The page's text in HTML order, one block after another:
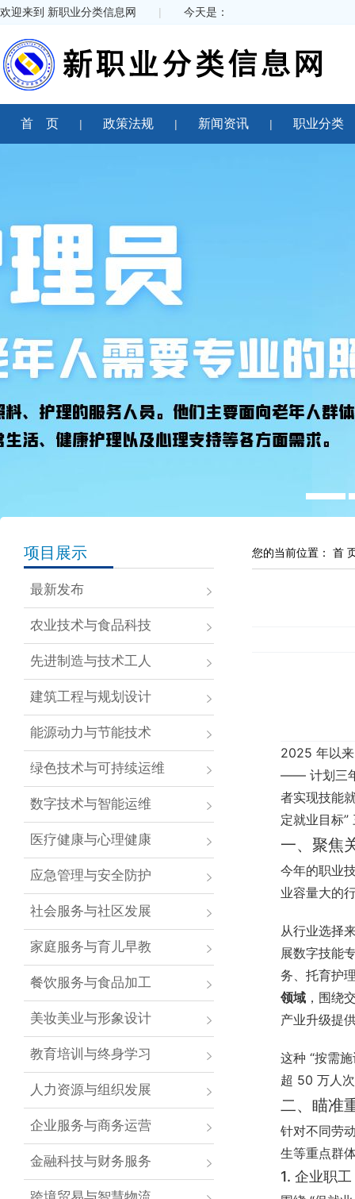
欢迎来到 新职业分类信息网 | 今天是：
首 页 政策法规 新闻资讯 职业分类
项目展示
最新发布
农业技术与食品科技
先进制造与技术工人
建筑工程与规划设计
能源动力与节能技术
绿色技术与可持续运维
数字技术与智能运维
医疗健康与心理健康
应急管理与安全防护
社会服务与社区发展
家庭服务与育儿早教
餐饮服务与食品加工
美妆美业与形象设计
教育培训与终身学习
人力资源与组织发展
企业服务与商务运营
金融科技与财务服务
您的当前位置： 首
2025 年以
—— 计划三年
者实现技能
定就业目标”
一、聚焦
今年的职业
业容量大的
从行业选择
展数字技能
务、托育护
领域 ，围绕
产业升级提
这种 “按需
超 50 万人
二、瞄准
针对不同劳
生等重点群
1. 企业职